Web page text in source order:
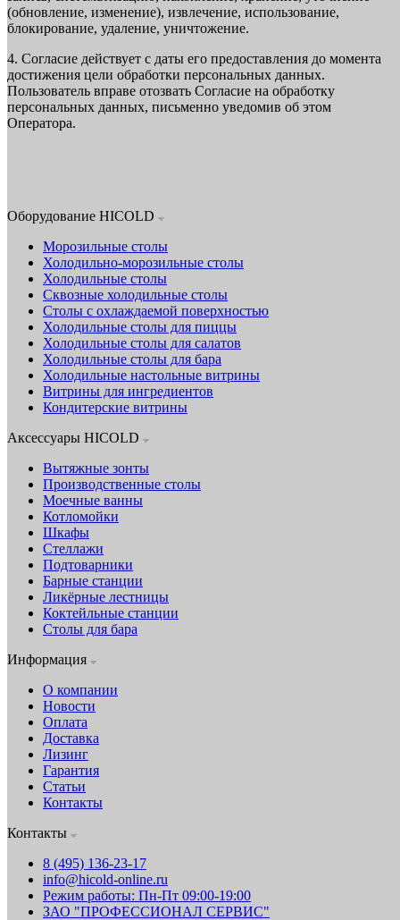
(обновление, изменение), извлечение, использование,
блокирование, удаление, уничтожение.
4. Согласие действует с даты его предоставления до момента
достижения цели обработки персональных данных.
Пользователь вправе отозвать Согласие на обработку
персональных данных, письменно уведомив об этом
Оператора.
Оборудование HICOLD
Морозильные столы
Холодильно-морозильные столы
Холодильные столы
Сквозные холодильные столы
Столы с охлаждаемой поверхностью
Холодильные столы для пиццы
Холодильные столы для салатов
Холодильные столы для бара
Холодильные настольные витрины
Витрины для ингредиентов
Кондитерские витрины
Аксессуары HICOLD
Вытяжные зонты
Производственные столы
Моечные ванны
Котломойки
Шкафы
Стеллажи
Подтоварники
Барные станции
Ликёрные лестницы
Коктейльные станции
Столы для бара
Информация
О компании
Новости
Оплата
Доставка
Лизинг
Гарантия
Статьи
Контакты
Контакты
8 (495) 136-23-17
info@hicold-online.ru
Режим работы: Пн-Пт 09:00-19:00
ЗАО "ПРОФЕССИОНАЛ СЕРВИС"